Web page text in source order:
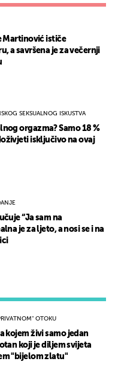
OTOKU
kojem živi samo jedan
koji je diljem svijeta
"bijelom zlatu"
Martinović ističe
a savršena je za večernji
SEKSUALNOG ISKUSTVA
orgazma? Samo 18 %
isključivo na ovaj
“Ja sam na
je za ljeto, a nosi se i na